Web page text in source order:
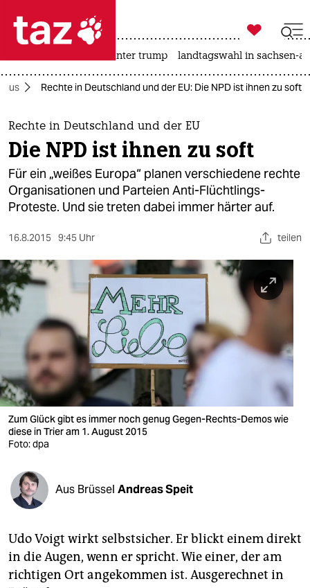
 taz zahl ich
taz zahl ich
themen
politik
öko
sport
berlin
nord
wahrheit
verlag
verlag
shop
fragen & hilfe
unterstützen
abo

taz zahl ich
usa unter trump landtagswahl in sachsen-
Rechte in Deutschland und der EU: Die NPD ist ihnen zu soft
Rechte in Deutschland und der EU
Die NPD ist ihnen zu soft
Für ein „weißes Europa“ planen verschiedene rechte
Organisationen und Parteien Anti-Flüchtlings-
Proteste. Und sie treten dabei immer härter auf.
16.8.2015 9:45 Uhr teilen
Zum Glück gibt es immer noch genug Gegen-Rechts-Demos wie
diese in Trier am 1. August 2015
Foto: dpa
Aus Brüssel Andreas Speit
Udo Voigt wirkt selbstsicher. Er blickt einem direkt
in die Augen, wenn er spricht. Wie einer, der am
richtigen Ort angekommen ist. Ausgerechnet in